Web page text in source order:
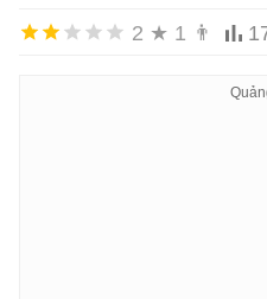
2 ★ 1 👨